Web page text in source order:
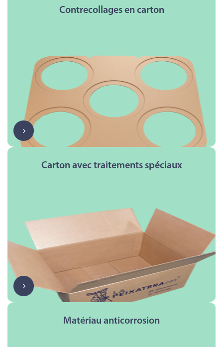
Contrecollages en carton
Carton avec traitements spéciaux
Matériau anticorrosion